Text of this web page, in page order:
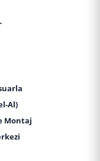
Al)
Montaj